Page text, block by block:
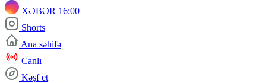
XƏBƏR 16:00
Shorts
Ana səhifə
Canlı
Kəşf et